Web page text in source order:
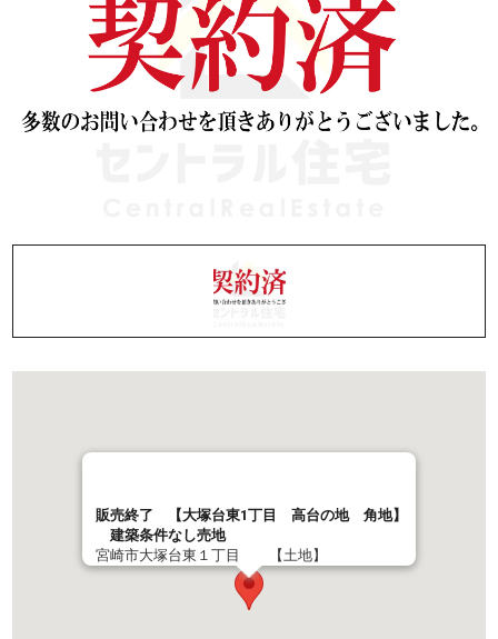
販売終了 【大塚台東1丁目 高台の地 角地】
建築条件なし売地
宮崎市大塚台東１丁目 【土地】